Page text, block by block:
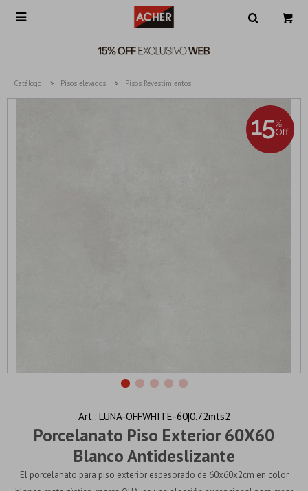

Catálogo Pisos elevados Pisos Revestimientos
Porcelanato Piso Exterior 60X60
Blanco Antideslizante
LUNA-OFFWHITE-60|0.72mts2
El porcelanato para piso exterior espesorado de 60x60x2cm en color